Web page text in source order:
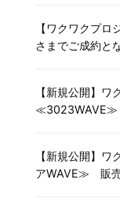
【ワクワクプ
さまでご成約と
【新規公開】ワ
≪3023WAVE≫
【新規公開】
アWAVE≫ 販売